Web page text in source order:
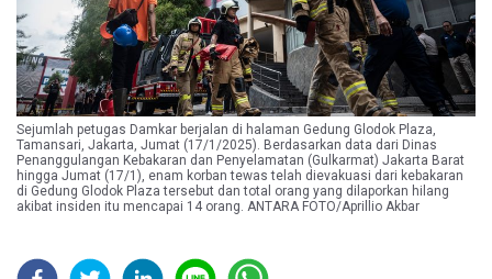
Sejumlah petugas Damkar berjalan di halaman Gedung Glodok Plaza,
Tamansari, Jakarta, Jumat (17/1/2025). Berdasarkan data dari Dinas
Penanggulangan Kebakaran dan Penyelamatan (Gulkarmat) Jakarta Barat
hingga Jumat (17/1), enam korban tewas telah dievakuasi dari kebakaran
di Gedung Glodok Plaza tersebut dan total orang yang dilaporkan hilang
akibat insiden itu mencapai 14 orang. ANTARA FOTO/Aprillio Akbar